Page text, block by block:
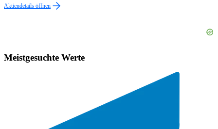
Aktiendetails öffnen
Meistgesuchte Werte